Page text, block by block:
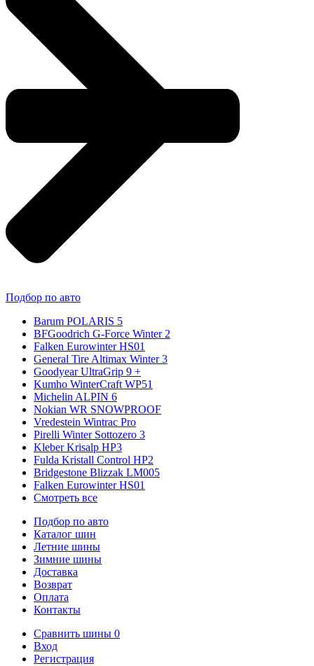
Подбор по авто
Barum POLARIS 5
BFGoodrich G-Force Winter 2
Falken Eurowinter HS01
General Tire Altimax Winter 3
Goodyear UltraGrip 9 +
Kumho WinterCraft WP51
Michelin ALPIN 6
Nokian WR SNOWPROOF
Vredestein Wintrac Pro
Pirelli Winter Sottozero 3
Kleber Krisalp HP3
Fulda Kristall Control HP2
Bridgestone Blizzak LM005
Falken Eurowinter HS01
Смотреть все
Подбор по авто
Каталог шин
Летние шины
Зимние шины
Доставка
Возврат
Оплата
Контакты
Сравнить шины 0
Вход
Регистрация